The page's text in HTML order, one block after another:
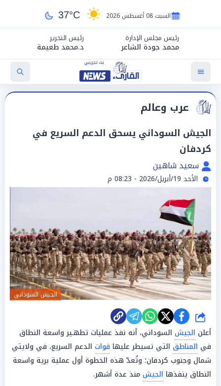
السبت 08 أغسطس 2026 37°C
رئيس مجلس الإدارة
محمد جودة الشاعر
رئيس التحرير
د.محمد طعيمة
عرب وعالم
الجيش السوداني يسحق الدعم السريع في
كردفان
سعيد شاهين
الأحد 19/أبريل/2026 - 08:23 م
الجيش السوداني
شارك
أعلن الجيش السوداني، أنه نفذ عمليات تطهـير واسعة النطاق
في المناطق التي تسيطر عليها قوات الدعم السريع، في ولايتي
شمال وجنوب كردفان؛ وتُعدّ هذه الخطوة أول عملية برية واسعة
النطاق ينفذها الجيش منذ عدة أشهر.